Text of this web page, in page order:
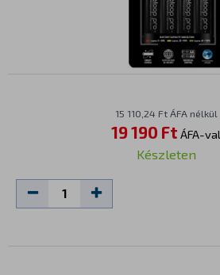
15 110,24 Ft ÁFA nélkül
19 190 Ft ÁFA-val
Készleten